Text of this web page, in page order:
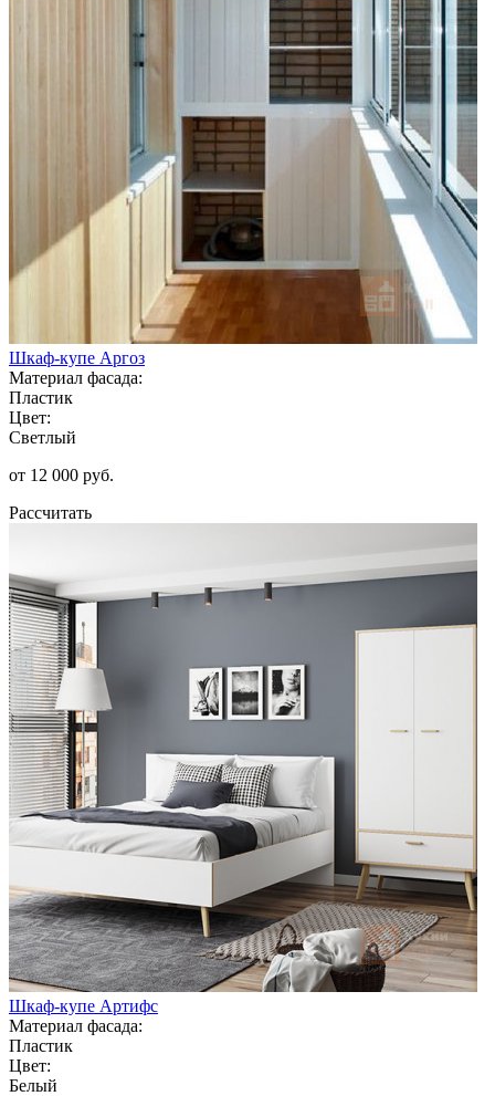
Шкаф-купе Аргоз
Материал фасада:
Пластик
Цвет:
Светлый
от 12 000 руб.
Рассчитать
Шкаф-купе Артифс
Материал фасада:
Пластик
Цвет:
Белый